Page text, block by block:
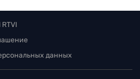
данных